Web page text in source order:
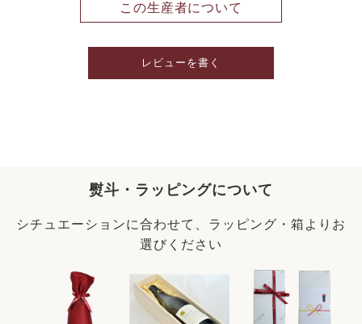
この生産者について
レビューを書く
熨斗・ラッピングについて
シチュエーションに合わせて、ラッピング・箱よりお
選びください